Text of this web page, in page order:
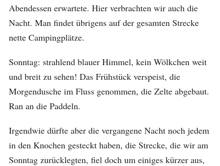
Abendessen erwartete. Hier verbrachten wir auch die
Nacht. Man findet übrigens auf der gesamten Strecke
nette Campingplätze.
Sonntag: strahlend blauer Himmel, kein Wölkchen weit
und breit zu sehen! Das Frühstück verspeist, die
Morgendusche im Fluss genommen, die Zelte abgebaut.
Ran an die Paddeln.
Irgendwie dürfte aber die vergangene Nacht noch jedem
in den Knochen gesteckt haben, die Strecke, die wir am
Sonntag zurücklegten, fiel doch um einiges kürzer aus,